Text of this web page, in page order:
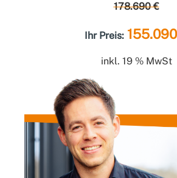
178.690 €
Ihr Preis:
inkl. 19 % MwSt